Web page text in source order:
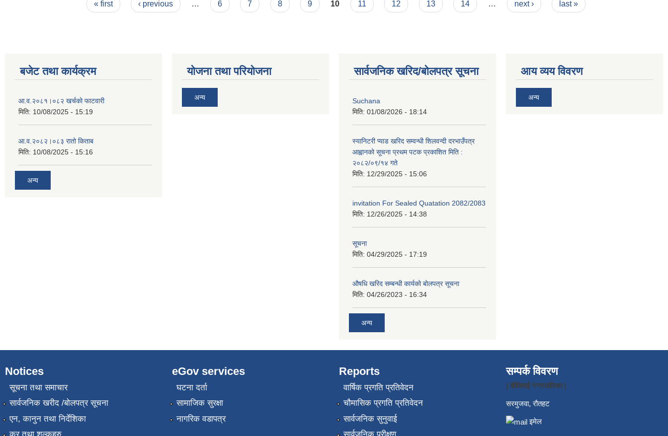
« first ‹ previous … 6 7 8 9 10 11 12 13 14 … next › last »
बजेट तथा कार्यक्रम
आ‍.व.२०८१।०८२ खर्चको फाटवारी
मिति: 10/08/2025 - 15:19
आ‍.व.२०८२।०८३ रातो किताब
मिति: 10/08/2025 - 15:16
अन्य
योजना तथा परियोजना
अन्य
सार्वजनिक खरिद/बोलपत्र सूचना
Suchana
मिति: 01/08/2026 - 18:14
स्यानिटरी प्याड खरिद सम्वन्धी शिलवन्दी दरभाउँपत्र
आह्वानको सूचना प्रथम पटक प्रकाशित मिति :
२०८२/०९/१४ गते
मिति: 12/29/2025 - 15:06
invitation For Sealed Quatation 2082/2083
मिति: 12/26/2025 - 14:38
सूचना
मिति: 04/29/2025 - 17:19
औषधि खरिद सम्बन्धी कार्यको बोलपत्र सूचना
मिति: 04/26/2023 - 16:34
अन्य
आय व्यय विवरण
अन्य
Notices
सूचना तथा समाचार
सार्वजनिक खरीद /बोलपत्र सूचना
एन, कानुन तथा निर्देशिका
eGov services
घटना दर्ता
सामाजिक सुरक्षा
नागरिक वडापत्र
Reports
वार्षिक प्रगति प्रतिवेदन
चौमासिक प्रगति प्रतिवेदन
सार्वजनिक सुनुवाई
सम्पर्क विवरण
| बौधिमाई नगरपालिका |
सरमुजवा, रौतहट
इमेल